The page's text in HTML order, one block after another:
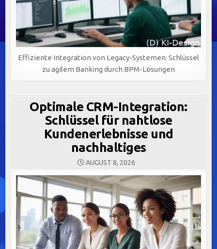
Effiziente Integration von Legacy-Systemen: Schlüssel
zu agilem Banking durch BPM-Lösungen
Optimale CRM-Integration:
Schlüssel für nahtlose
Kundenerlebnisse und
nachhaltiges
AUGUST 8, 2026